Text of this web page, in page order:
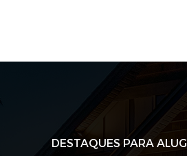
DESTAQUES PARA